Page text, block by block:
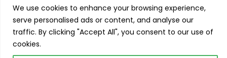
We use cookies to enhance your browsing experience,
serve personalised ads or content, and analyse our
traffic. By clicking "Accept All", you consent to our use of
cookies.
c
e
b
o
n
k
e
d
u
t
u
b
k
t
o
k
s
t
a
g
©Fiberego™ - Fibres de béton sous Mikem Company Politique de